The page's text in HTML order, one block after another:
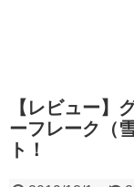
【レビュー】
ーフレーク（
ト！